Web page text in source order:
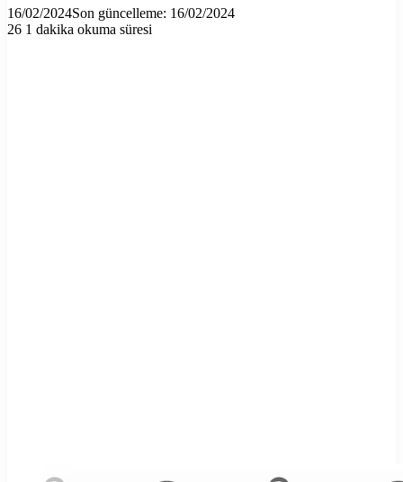
16/02/2024Son güncelleme: 16/02/2024
26 1 dakika okuma süresi